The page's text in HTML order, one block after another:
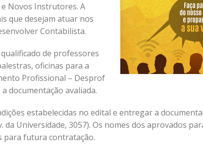
Novos Instrutores. A
que desejam atuar nos
Contabilista.
de professores
oficinas para a
Profissional – Desprof
documentação avaliada.
estabelecidas no edital e entregar a
da Universidade, 3057). Os nomes dos aprovados
para futura contratação.